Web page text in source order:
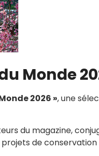
Monde
2026 », une
du magazine,
de